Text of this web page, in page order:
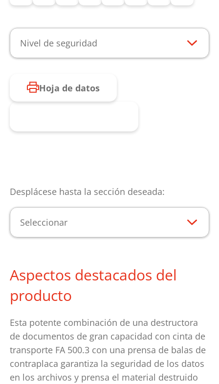
Nivel de seguridad
Hoja de datos
Desplácese hasta la sección deseada:
Seleccionar
Aspectos destacados del
producto
Esta potente combinación de una destructora
de documentos de gran capacidad con cinta de
transporte FA 500.3 con una prensa de balas de
contraplaca garantiza la seguridad de los datos
en los archivos y prensa el material destruido